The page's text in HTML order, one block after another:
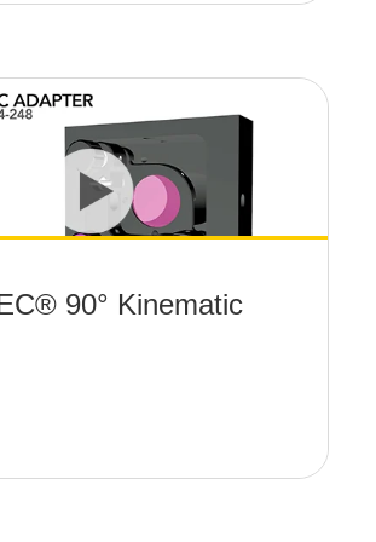
90° Kinematic